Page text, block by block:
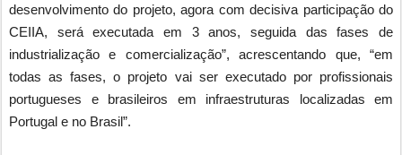
desenvolvimento do projeto, agora com decisiva participação do
CEIIA, será executada em 3 anos, seguida das fases de
industrialização e comercialização”, acrescentando que, “em
todas as fases, o projeto vai ser executado por profissionais
portugueses e brasileiros em infraestruturas localizadas em
Portugal e no Brasil”.